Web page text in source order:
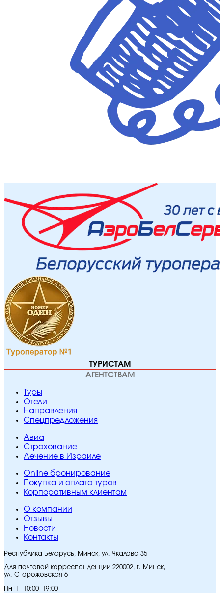
ТУРИСТАМ
АГЕНТСТВАМ
Туры
Отели
Направления
Спецпредложения
Авиа
Страхование
Лечение в Израиле
Online бронирование
Покупка и оплата туров
Корпоративным клиентам
O компании
Отзывы
Новости
Контакты
Республика Беларусь, Минск, ул. Чкалова 35
Для почтовой корреспонденции 220002, г. Минск,
ул. Сторожовская 6
Пн-Пт 10:00–19:00